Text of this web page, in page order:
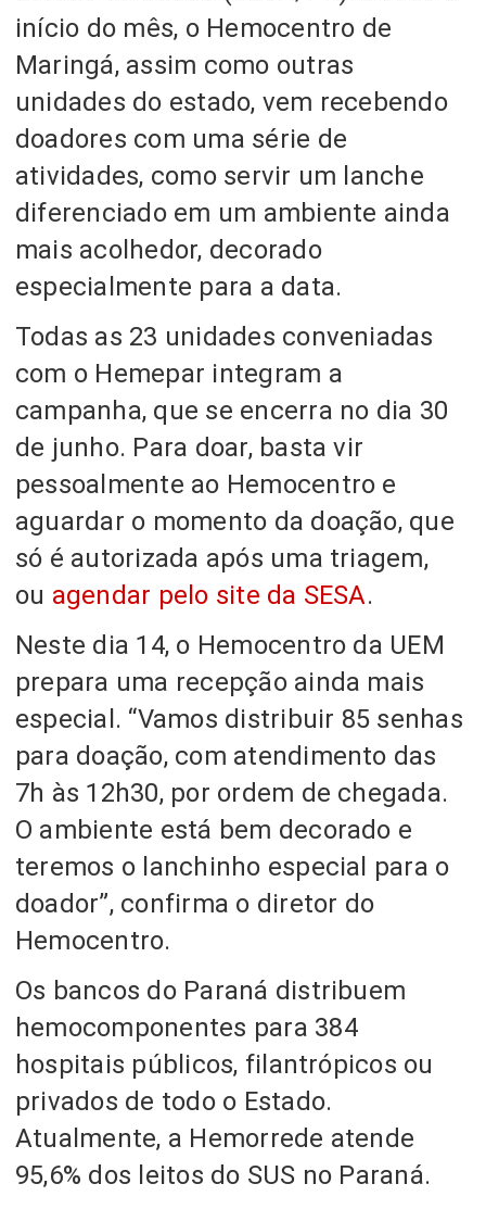
início do mês, o Hemocentro de
Maringá, assim como outras
unidades do estado, vem recebendo
doadores com uma série de
atividades, como servir um lanche
diferenciado em um ambiente ainda
mais acolhedor, decorado
especialmente para a data.
Todas as 23 unidades conveniadas
com o Hemepar integram a
campanha, que se encerra no dia 30
de junho. Para doar, basta vir
pessoalmente ao Hemocentro e
aguardar o momento da doação, que
só é autorizada após uma triagem,
ou agendar pelo site da SESA.
Neste dia 14, o Hemocentro da UEM
prepara uma recepção ainda mais
especial. “Vamos distribuir 85 senhas
para doação, com atendimento das
7h às 12h30, por ordem de chegada.
O ambiente está bem decorado e
teremos o lanchinho especial para o
doador”, confirma o diretor do
Hemocentro.
Os bancos do Paraná distribuem
hemocomponentes para 384
hospitais públicos, filantrópicos ou
privados de todo o Estado.
Atualmente, a Hemorrede atende
95,6% dos leitos do SUS no Paraná.